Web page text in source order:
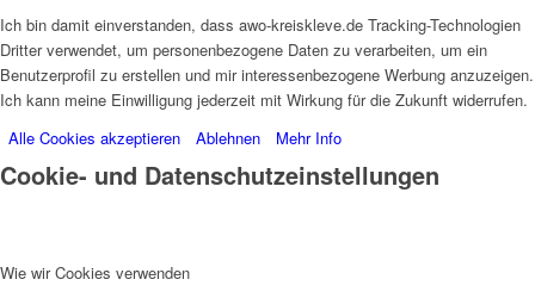
Ich bin damit einverstanden, dass awo-kreiskleve.de Tracking-Technologien
Dritter verwendet, um personenbezogene Daten zu verarbeiten, um ein
Benutzerprofil zu erstellen und mir interessenbezogene Werbung anzuzeigen.
Ich kann meine Einwilligung jederzeit mit Wirkung für die Zukunft widerrufen.
Alle Cookies akzeptieren
Ablehnen Mehr Info
Cookie- und Datenschutzeinstellungen
Wie wir Cookies verwenden